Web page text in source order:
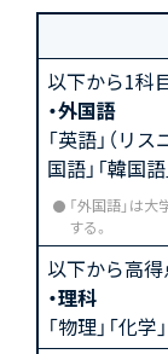
以下から1科
・外国語
「英語」（リ
国語」「韓国語
「外国語」は
する。
以下から高
・理科
「物理」「化学